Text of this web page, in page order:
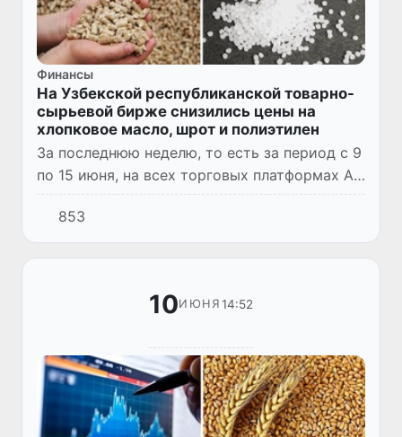
Финансы
На Узбекской республиканской товарно-
сырьевой бирже снизились цены на
хлопковое масло, шрот и полиэтилен
За последнюю неделю, то есть за период с 9
по 15 июня, на всех торговых платформах АО
«Узбекской республиканской товарно-
сырьевой биржи» было заключено 50 434
сделок, что на 28,3%...
853
10ИЮНЯ 14:52